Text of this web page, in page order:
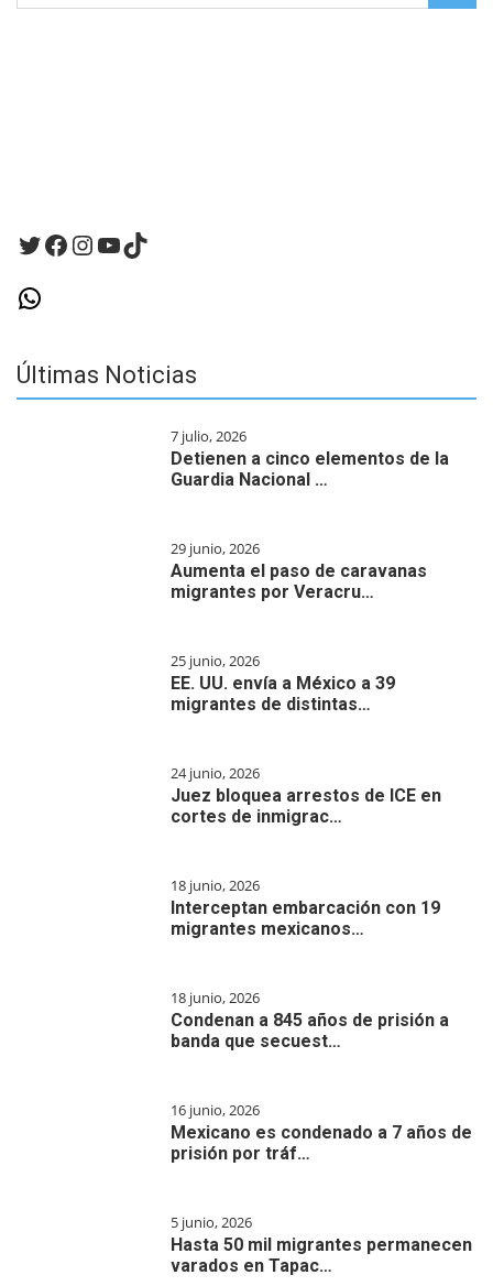
navegador
for:
Twitter
Facebook
Instagram
YouTube
TikTok
WhatsApp
Últimas Noticias
7 julio, 2026
Detienen a cinco elementos de la
Guardia Nacional …
29 junio, 2026
Aumenta el paso de caravanas
migrantes por Veracru…
25 junio, 2026
EE. UU. envía a México a 39
migrantes de distintas…
24 junio, 2026
Juez bloquea arrestos de ICE en
cortes de inmigrac…
18 junio, 2026
Interceptan embarcación con 19
migrantes mexicanos…
18 junio, 2026
Condenan a 845 años de prisión a
banda que secuest…
16 junio, 2026
Mexicano es condenado a 7 años de
prisión por tráf…
5 junio, 2026
Hasta 50 mil migrantes permanecen
varados en Tapac…